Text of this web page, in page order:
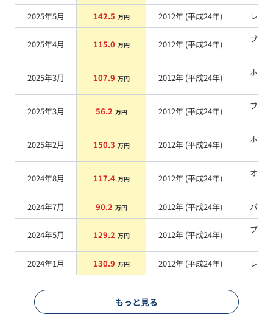
2025年5月
142.5 万円 2012年 (平成24年) レッド
2025年4月 115.0 万円 2012年 (平成24年)
ブラ
2025年3月 107.9 万円 2012年 (平成24年)
ホワ
2025年3月 56.2 万円 2012年 (平成24年)
ブラ
2025年2月 150.3 万円 2012年 (平成24年)
ホワ
2024年8月 117.4 万円 2012年 (平成24年)
オレ
2024年7月
90.2 万円 2012年 (平成24年) パール
2024年5月 129.2 万円 2012年 (平成24年)
ブラ
2024年1月
130.9 万円 2012年 (平成24年) レッド
もっと見る